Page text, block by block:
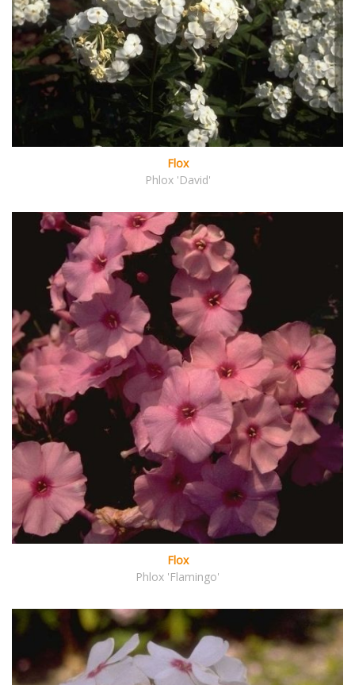
Flox
Phlox 'David'
Flox
Phlox 'Flamingo'